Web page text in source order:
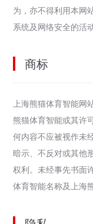
为，亦不得利用本网
系统及网络安全的活动
商标
上海熊猫体育智能网
熊猫体育智能或其许
何内容不应被视作未
暗示、不反对或其他
权利。未经事先书面
体育智能名称及上海